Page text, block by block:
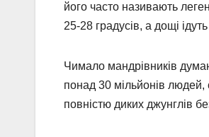
його часто називають
25-28 градусів, а дощі
Чимало мандрівників
понад 30 мільйонів людей,
повністю диких джунглів